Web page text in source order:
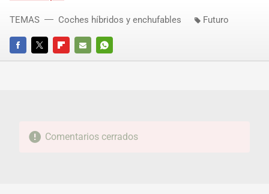
FACEBOOKTWITTERFLIPBOARD
E-
WHATSAPP
TEMAS Coches híbridos y enchufables Futuro
Comentarios cerrados